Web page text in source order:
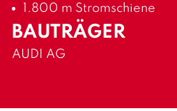
1.800 m Stromschiene
BAUTRÄGER
AUDI AG